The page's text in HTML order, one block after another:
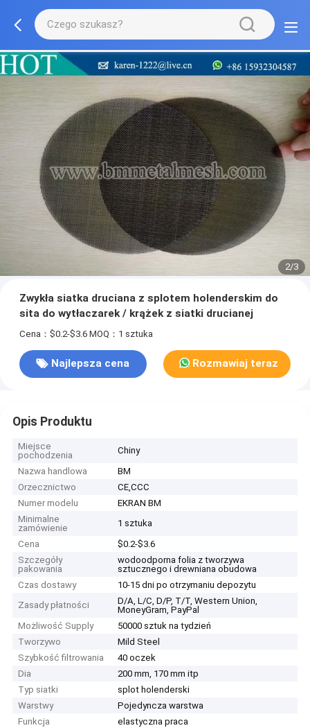
2/3
Zwykła siatka druciana z splotem holenderskim do
sita do wytłaczarek / krążek z siatki drucianej
Cena：$0.2-$3.6 MOQ：1 sztuka
Najlepsza cena Rozmawiaj teraz
Opis Produktu
Miejsce
pochodzenia
Chiny
Nazwa handlowa
BM
Orzecznictwo
CE,CCC
Numer modelu
EKRAN BM
Minimalne
zamówienie
1 sztuka
Cena
$0.2-$3.6
Szczegóły
pakowania
wodoodporna folia z tworzywa
sztucznego i drewniana obudowa
Czas dostawy
10-15 dni po otrzymaniu depozytu
Zasady płatności
D/A, L/C, D/P, T/T, Western Union,
MoneyGram, PayPal
Możliwość Supply
50000 sztuk na tydzień
Tworzywo
Mild Steel
Szybkość filtrowania
40 oczek
Dia
200 mm, 170 mm itp
Typ siatki
splot holenderski
Warstwy
Pojedyncza warstwa
Funkcja
elastyczna praca